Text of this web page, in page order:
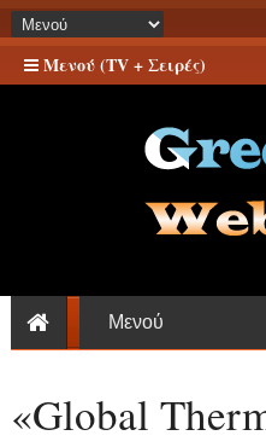
Μενού (TV + Σειρές)
«Global